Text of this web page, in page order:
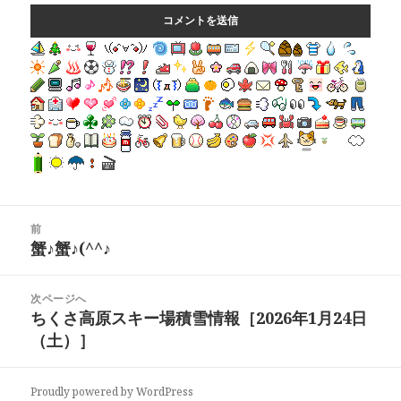
前
前
稿:
蟹♪蟹♪(^^♪
次ページへ
次
の
投
ちくさ高原スキー場積雪情報［2026年1月24日
（土）］
Proudly powered by WordPress